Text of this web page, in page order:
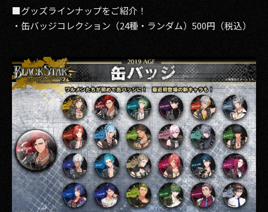
■グッズラインナップをご紹介！
・缶バッジコレクション（24種・ランダム）500円（税込）